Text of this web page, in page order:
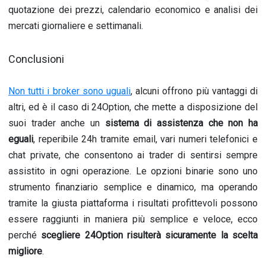
quotazione dei prezzi, calendario economico e analisi dei
mercati giornaliere e settimanali.
Conclusioni
Non tutti i broker sono uguali, alcuni offrono più vantaggi di
altri, ed è il caso di 24Option, che mette a disposizione del
suoi trader anche un sistema di assistenza che non ha
eguali, reperibile 24h tramite email, vari numeri telefonici e
chat private, che consentono ai trader di sentirsi sempre
assistito in ogni operazione. Le opzioni binarie sono uno
strumento finanziario semplice e dinamico, ma operando
tramite la giusta piattaforma i risultati profittevoli possono
essere raggiunti in maniera più semplice e veloce, ecco
perché scegliere 24Option risulterà sicuramente la scelta
migliore.